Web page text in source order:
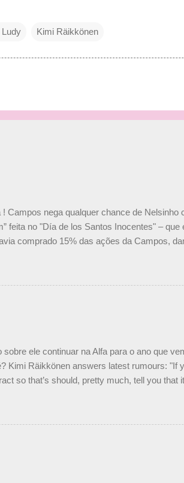
Kimi Räikkönen
Campos nega qualquer chance de Nelsinho
feita no "Día de los Santos Inocentes" – que
comprado 15% das ações da Campos,
ao declarar que o brasileiro não será o
uma oferta de Piquet", admitiu Audetto.
ter dois brasileiros”, explicou, dizendo ainda
ele continuar na Alfa para o ano que
Kimi Räikkönen answers latest rumours: "If
so that’s should, pretty much, tell you that
tantos anos na F1. What is it like to have
GSAu1LWnwW — Formula 1 (@F1)